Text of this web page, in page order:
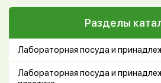
Разделы
Лабораторная посуда и
Лабораторная посуда и